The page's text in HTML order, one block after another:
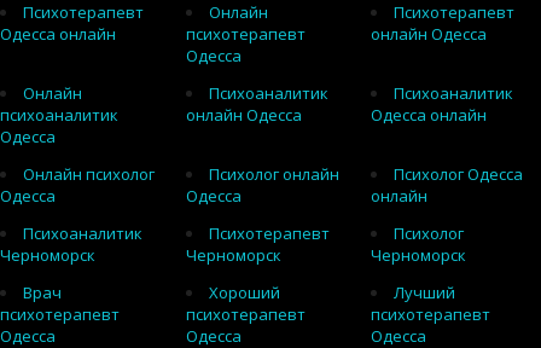
Психотерапевт
Одесса онлайн
Онлайн
психотерапевт
Одесса
Психотерапевт
онлайн Одесса
Онлайн
психоаналитик
Одесса
Психоаналитик
онлайн Одесса
Психоаналитик
Одесса онлайн
Онлайн психолог
Одесса
Психолог онлайн
Одесса
Психолог Одесса
онлайн
Психоаналитик
Черноморск
Психотерапевт
Черноморск
Психолог
Черноморск
Врач
психотерапевт
Одесса
Хороший
психотерапевт
Одесса
Лучший
психотерапевт
Одесса